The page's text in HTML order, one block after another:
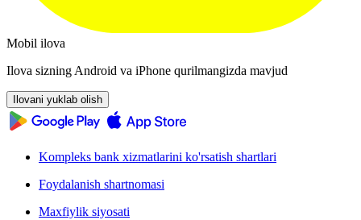
Mobil ilova
Ilova sizning Android va iPhone qurilmangizda mavjud
Ilovani yuklab olish
Kompleks bank xizmatlarini ko'rsatish shartlari
Foydalanish shartnomasi
Maxfiylik siyosati